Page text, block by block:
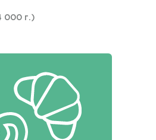
000 г.)